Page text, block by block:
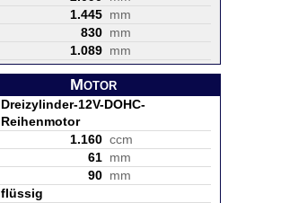
1.445 mm
830 mm
1.089 mm
Motor
Dreizylinder-12V-DOHC-
Reihenmotor
1.160 ccm
61 mm
90 mm
flüssig